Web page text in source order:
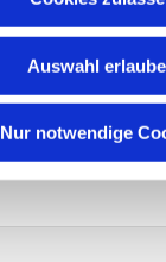
Auswahl
Nur notwendige